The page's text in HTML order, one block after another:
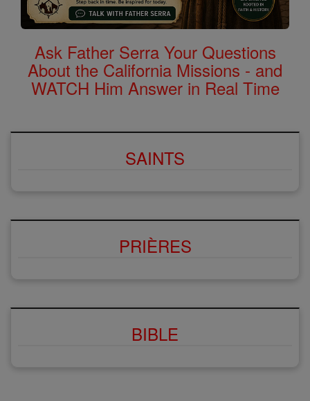
Ask Father Serra Your Questions
About the California Missions - and
WATCH Him Answer in Real Time
SAINTS
PRIÈRES
BIBLE